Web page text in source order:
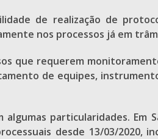
de realização de
nos processos já em
que requerem
de equipes,
particularidades. Em
desde 13/03/